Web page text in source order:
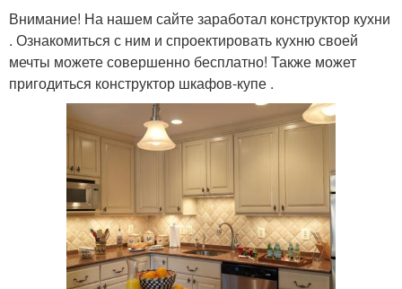
Внимание! На нашем сайте заработал конструктор кухни
. Ознакомиться с ним и спроектировать кухню своей
мечты можете совершенно бесплатно! Также может
пригодиться конструктор шкафов-купе .